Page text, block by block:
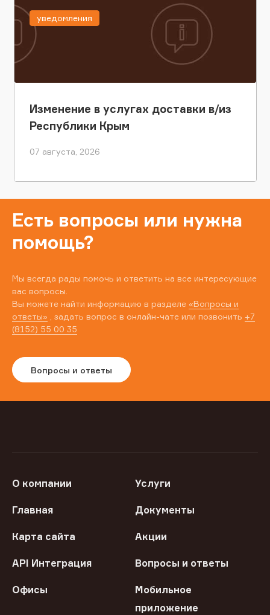
Изменение в услугах доставки в/из
Республики Крым
07 августа, 2026
уведомления
Есть вопросы или нужна
помощь?
Мы всегда рады помочь и ответить на все интересующие
вас вопросы.
Вы можете найти информацию в разделе «Вопросы и
ответы» , задать вопрос в онлайн-чате или позвонить +7
(8152) 55 00 35
Вопросы и ответы
О компании Услуги
Главная Документы
Карта сайта Акции
API Интеграция Вопросы и ответы
Офисы
Мобильное
приложение